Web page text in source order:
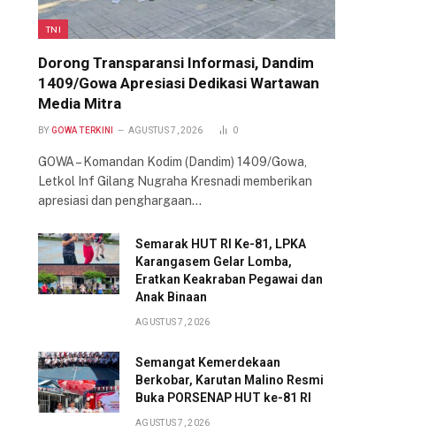
TNI
Dorong Transparansi Informasi, Dandim
1409/Gowa Apresiasi Dedikasi Wartawan
Media Mitra
BY GOWA TERKINI AGUSTUS 7, 2026 0
GOWA – Komandan Kodim (Dandim) 1409/Gowa,
Letkol Inf Gilang Nugraha Kresnadi memberikan
apresiasi dan penghargaan…
Semarak HUT RI Ke-81, LPKA
Karangasem Gelar Lomba,
Eratkan Keakraban Pegawai dan
Anak Binaan
AGUSTUS 7, 2026
Semangat Kemerdekaan
Berkobar, Karutan Malino Resmi
Buka PORSENAP HUT ke-81 RI
AGUSTUS 7, 2026